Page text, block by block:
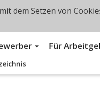
Für
dem Setzen von